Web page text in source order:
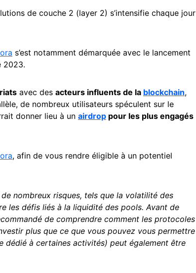
de couche 2 (layer 2) s’intensifie chaque jour
s’est notamment démarquée avec le lancement
2023.
avec des acteurs influents de la blockchain,
de nombreux utilisateurs spéculent sur le
donner lieu à un airdrop pour les plus engagés
, afin de vous rendre éligible à un potentiel
nombreux risques, tels que la volatilité des
les défis liés à la liquidité des pools. Avant de
de comprendre comment les protocoles
plus que ce que vous pouvez vous permettre
dédié à certaines activités) peut également être